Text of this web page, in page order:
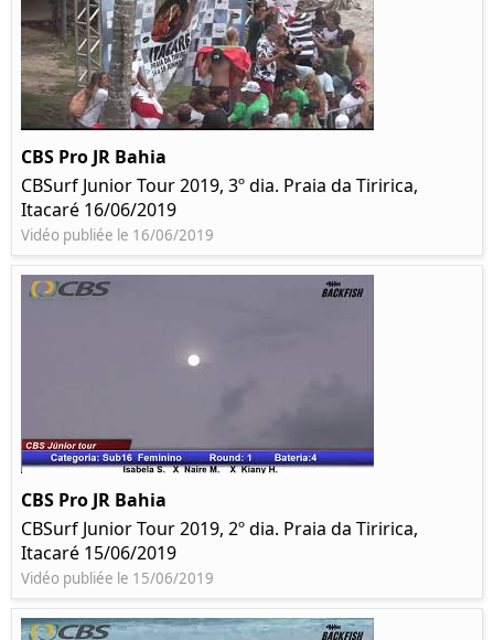
CBS Pro JR Bahia
CBSurf Junior Tour 2019, 3º dia. Praia da Tiririca,
Itacaré 16/06/2019
Vidéo publiée le 16/06/2019
CBS Pro JR Bahia
CBSurf Junior Tour 2019, 2º dia. Praia da Tiririca,
Itacaré 15/06/2019
Vidéo publiée le 15/06/2019